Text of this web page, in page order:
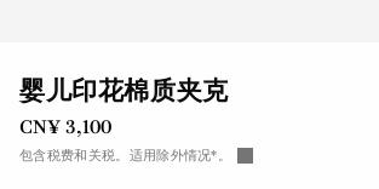
婴儿印花棉质夹克
CN¥ 3,100
包含税费和关税。适用除外情况*。